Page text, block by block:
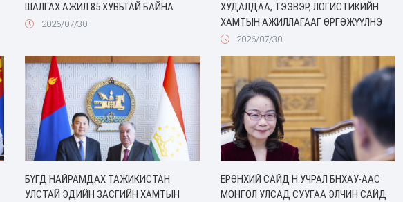
ШАЛГАХ АЖИЛ 85 ХУВЬТАЙ БАЙНА
2026/07/30
ХУДАЛДАА, ТЭЭВЭР, ЛОГИСТИКИЙН
ХАМТЫН АЖИЛЛАГААГ ӨРГӨЖҮҮЛНЭ
2026/07/30
БҮГД НАЙРАМДАХ ТАЖИКИСТАН
УЛСТАЙ ЭДИЙН ЗАСГИЙН ХАМТЫН
ЕРӨНХИЙ САЙД Н.УЧРАЛ БНХАУ-ААС
МОНГОЛ УЛСАД СУУГАА ЭЛЧИН САЙД